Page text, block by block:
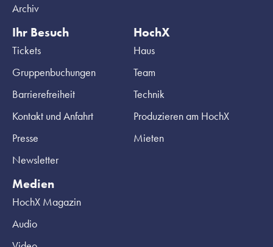
Archiv
Ihr Besuch
Tickets
Gruppenbuchungen
Barrierefreiheit
Kontakt und Anfahrt
Presse
Newsletter
HochX
Haus
Team
Technik
Produzieren am HochX
Mieten
Medien
HochX Magazin
Audio